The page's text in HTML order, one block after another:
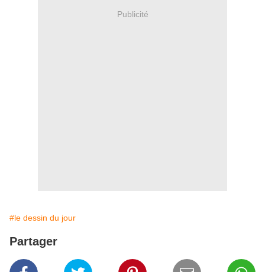
Publicité
#le dessin du jour
Partager